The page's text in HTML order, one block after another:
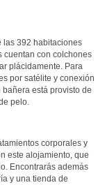
las 392 habitaciones
cuentan con colchones
plácidamente. Para
por satélite y conexión
está provisto de
pelo.
corporales y
este alojamiento, que
Encontrarás además
y una tienda de